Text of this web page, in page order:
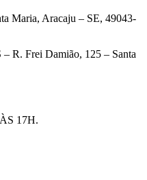
Maria, Aracaju – SE, 49043-
R. Frei Damião, 125 – Santa
17H.